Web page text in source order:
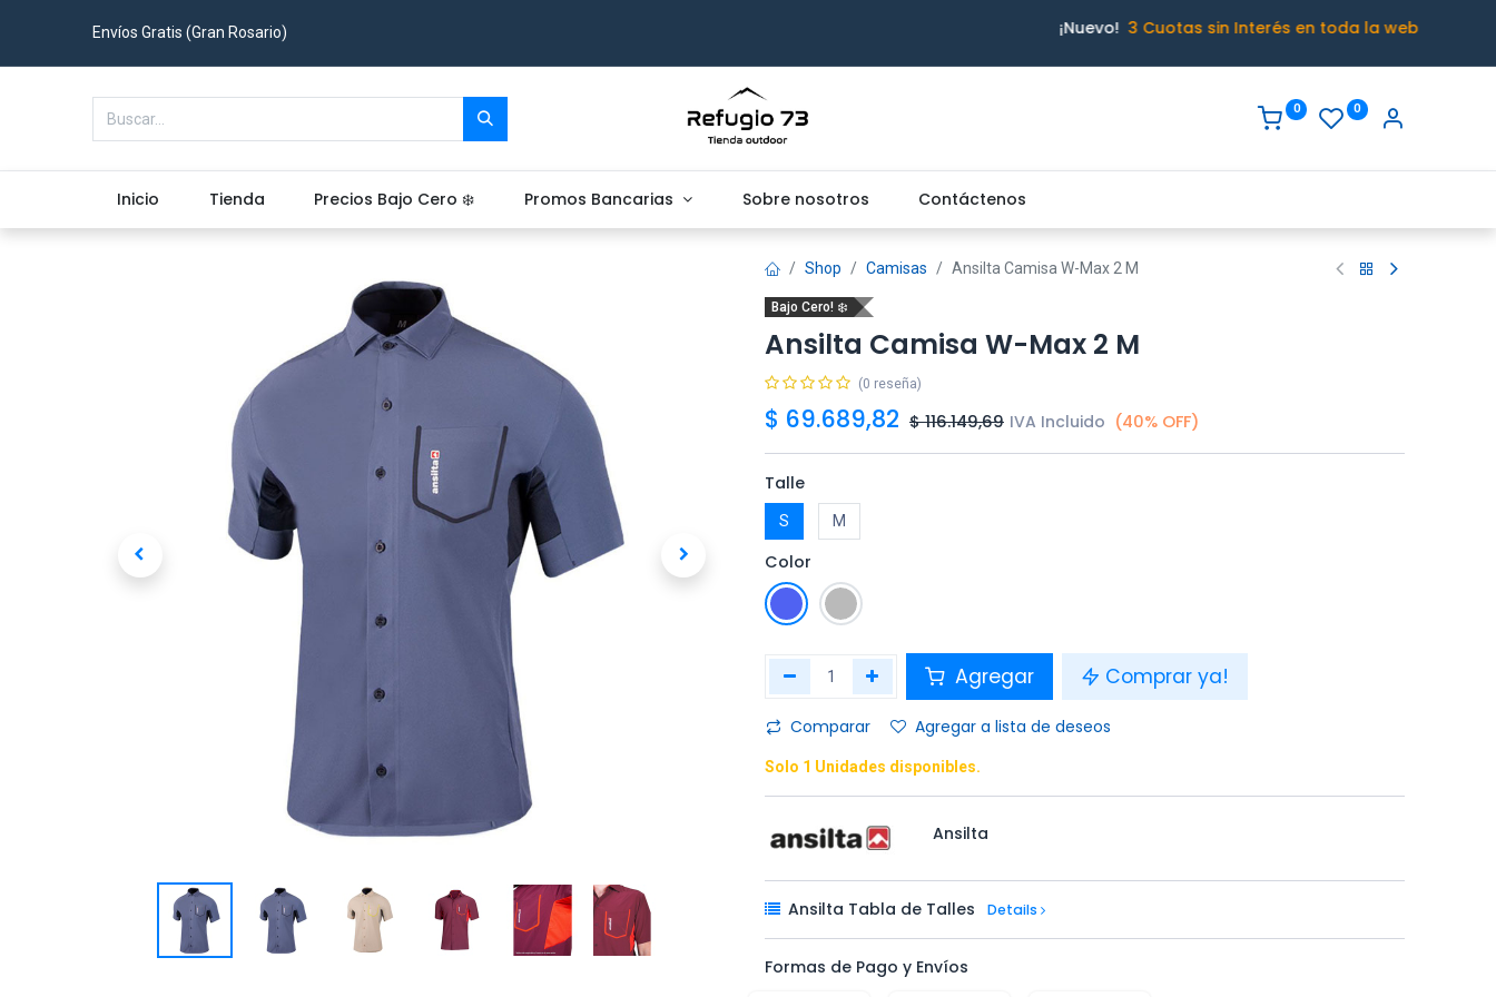
Envíos Gratis (Gran Rosario) ¡Nuevo! 3 Cuotas sin Interés en toda la web
0 0
Inicio Tienda Precios Bajo Cero ❄️ Promos Bancarias Sobre nosotros Contáctenos
Shop Camisas Ansilta Camisa W-Max 2 M
Bajo Cero! ❄️
Ansilta Camisa W-Max 2 M
(0 reseña)
$ 69.689,82 $116.149,69 IVA Incluido (40% OFF)
Talle
S M
Color
Agregar Comprar ya!
Comparar Agregar a lista de deseos
Solo 1 Unidades disponibles.
Ansilta
Ansilta Tabla de Talles Details
Formas de Pago y Envíos